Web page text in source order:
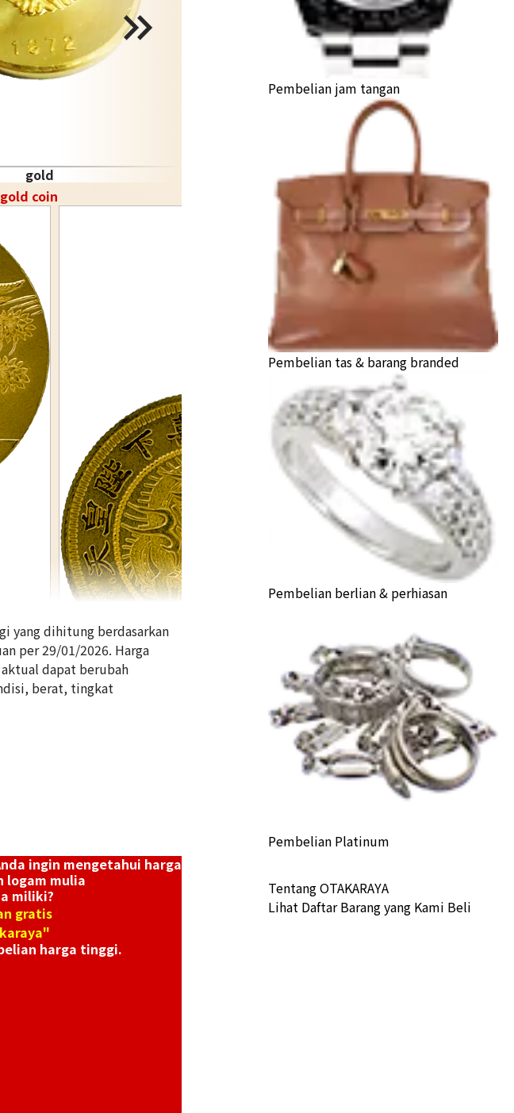
gold
gozaii
coin
24K Gold (K24) Commemorative Gold Coin to Celebrate His Majesty the
yang dihitung berdasarkan
per 29/01/2026. Harga
dapat berubah
berat, tingkat
ingin mengetahui harga
logam mulia
miliki?
gratis
harga tinggi.
Pembelian jam tangan
Pembelian tas & barang branded
Pembelian berlian & perhiasan
Pembelian Platinum
Tentang OTAKARAYA
Lihat Daftar Barang yang Kami Beli